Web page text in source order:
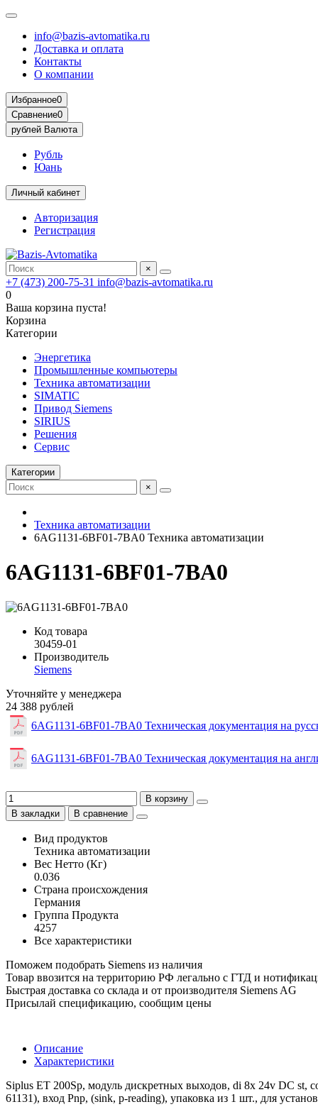
info@bazis-avtomatika.ru
Доставка и оплата
Контакты
О компании
Избранное0
Сравнение0
рублей Валюта
Рубль
Юань
Личный кабинет
Авторизация
Регистрация
×
+7 (473) 200-75-31 info@bazis-avtomatika.ru
0
Ваша корзина пуста!
Корзина
Категории
Энергетика
Промышленные компьютеры
Техника автоматизации
SIMATIC
Привод Siemens
SIRIUS
Решения
Сервис
Категории
×
Техника автоматизации
6AG1131-6BF01-7BA0 Техника автоматизации
6AG1131-6BF01-7BA0
Код товара
30459-01
Производитель
Siemens
Уточняйте у менеджера
24 388 рублей
6AG1131-6BF01-7BA0 Техническая документация на
6AG1131-6BF01-7BA0 Техническая документация на
В корзину
В закладки
В сравнение
Вид продуктов
Техника автоматизации
Вес Нетто (Кг)
0.036
Страна происхождения
Германия
Группа Продукта
4257
Все характеристики
Поможем подобрать Siemens из наличия
Товар ввозится на территорию РФ легально с ГТД и
Быстрая доставка со склада и от производителя Siemens AG
Присылай спецификацию, сообщим цены
Описание
Характеристики
Siplus ET 200Sp, модуль дискретных выходов, di 8x 24v DC st,
61131), вход Pnp, (sink, p-reading), упаковка из 1 шт., для